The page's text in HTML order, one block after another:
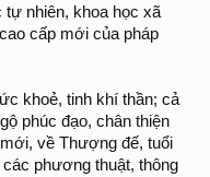
tự nhiên, khoa học xã
cấp mới của pháp
khoẻ, tinh khí thần; cả
phúc đạo, chân thiện
về Thượng đế, tuổi
phương thuật, thông